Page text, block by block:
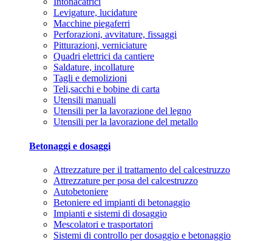
Levigature, lucidature
Macchine piegaferri
Perforazioni, avvitature, fissaggi
Pitturazioni, verniciature
Quadri elettrici da cantiere
Saldature, incollature
Tagli e demolizioni
Teli,sacchi e bobine di carta
Utensili manuali
Utensili per la lavorazione del legno
Utensili per la lavorazione del metallo
Betonaggi e dosaggi
Attrezzature per il trattamento del calcestruzzo
Attrezzature per posa del calcestruzzo
Autobetoniere
Betoniere ed impianti di betonaggio
Impianti e sistemi di dosaggio
Mescolatori e trasportatori
Sistemi di controllo per dosaggio e betonaggio